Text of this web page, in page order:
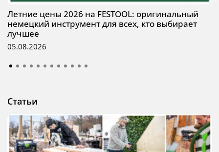
Летние цены 2026 на FESTOOL: оригинальный
немецкий инструмент для всех, кто выбирает
лучшее
05.08.2026
Статьи